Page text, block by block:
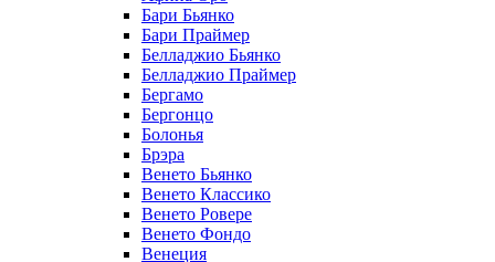
Бари Бьянко
Бари Праймер
Белладжио Бьянко
Белладжио Праймер
Бергамо
Бергонцо
Болонья
Брэра
Венето Бьянко
Венето Классико
Венето Ровере
Венето Фондо
Венеция